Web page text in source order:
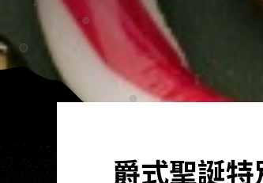
爵式聖誕